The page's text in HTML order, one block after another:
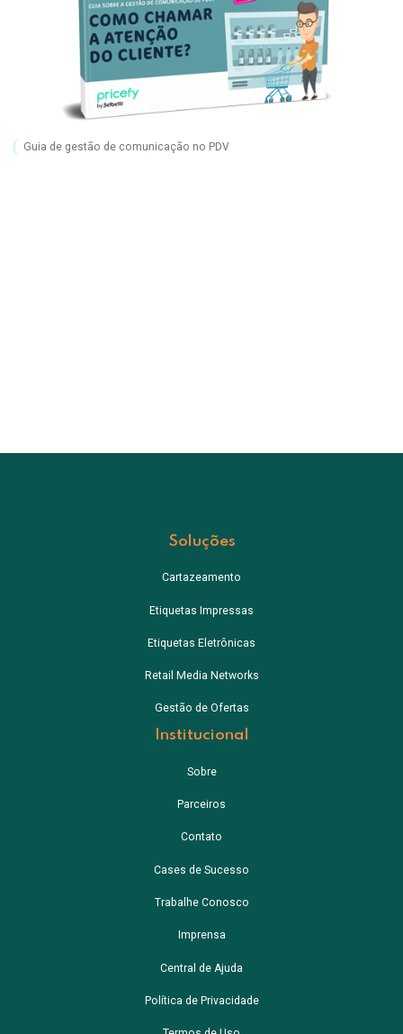
Guia de gestão de comunicação no PDV
Soluções
Cartazeamento
Etiquetas Impressas
Etiquetas Eletrônicas
Retail Media Networks
Gestão de Ofertas
Institucional
Sobre
Parceiros
Contato
Cases de Sucesso
Trabalhe Conosco
Imprensa
Central de Ajuda
Política de Privacidade